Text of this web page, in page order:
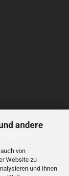
andere
von
Website zu
und Ihnen